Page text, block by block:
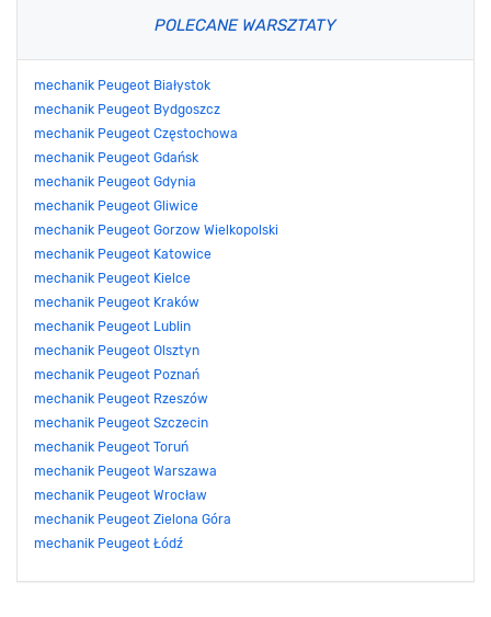
POLECANE WARSZTATY
mechanik Peugeot Białystok
mechanik Peugeot Bydgoszcz
mechanik Peugeot Częstochowa
mechanik Peugeot Gdańsk
mechanik Peugeot Gdynia
mechanik Peugeot Gliwice
mechanik Peugeot Gorzow Wielkopolski
mechanik Peugeot Katowice
mechanik Peugeot Kielce
mechanik Peugeot Kraków
mechanik Peugeot Lublin
mechanik Peugeot Olsztyn
mechanik Peugeot Poznań
mechanik Peugeot Rzeszów
mechanik Peugeot Szczecin
mechanik Peugeot Toruń
mechanik Peugeot Warszawa
mechanik Peugeot Wrocław
mechanik Peugeot Zielona Góra
mechanik Peugeot Łódź